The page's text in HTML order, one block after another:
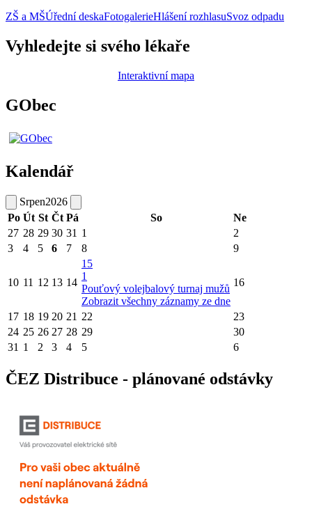
ZŠ a MŠÚřední deskaFotogalerieHlášení rozhlasuSvoz odpadu
Vyhledejte si svého lékaře
Interaktivní mapa
GObec
Kalendář
Srpen2026
Po Út St Čt Pá So
Ne
27 28 29 30 31 1
2
3
4 5 6 7 8 9
10 11 12 13 14
15
1
Pouťový volejbalový turnaj mužů
Zobrazit všechny záznamy ze dne
16
17 18 19 20 21 22
23
24 25 26 27 28 29
30
31 1 2 3 4 5 6
ČEZ Distribuce - plánované odstávky